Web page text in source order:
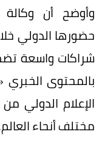
وأوضح أن وكالة
حضورها الدولي
بالمحتوى
الإعلام الدولي
مختلف أنحاء